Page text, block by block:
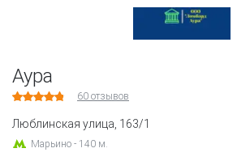
Аура
60 отзывов
Люблинская улица, 163/1
Марьино - 140 м.